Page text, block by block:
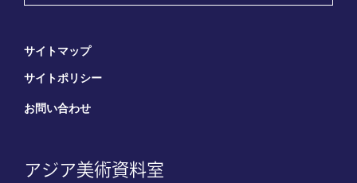
サイトマップ
サイトポリシー
お問い合わせ
アジア美術資料室